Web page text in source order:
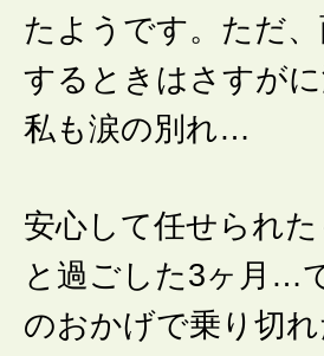
たようです。ただ
するときはさすが
私も涙の別れ…
安心して任せられ
と過ごした3ヶ月…
のおかげで乗り切